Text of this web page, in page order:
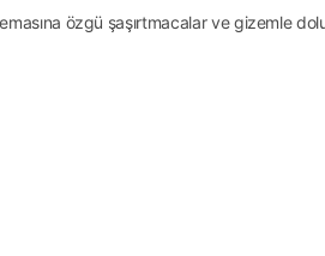
özgü şaşırtmacalar ve gizemle